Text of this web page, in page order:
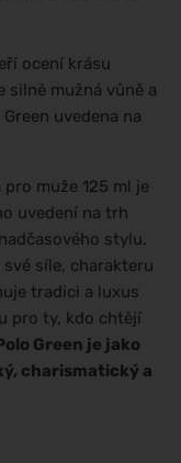
ocení krásu
silně mužná vůně a
uvedena na
muže 125 ml je
uvedení na trh
stylu.
síle, charakteru
tradici a luxus
pro ty, kdo chtějí
Green je jako
charismatický a